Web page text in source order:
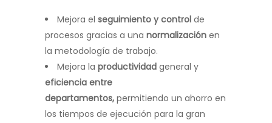
Mejora el seguimiento y control de
procesos gracias a una normalización en
la metodología de trabajo.
Mejora la productividad general y
eficiencia entre
departamentos, permitiendo un ahorro en
los tiempos de ejecución para la gran